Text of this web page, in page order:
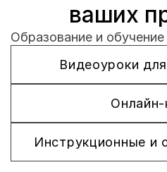
ваших
Образование и обучение
Видеоуроки
Инструкционные и